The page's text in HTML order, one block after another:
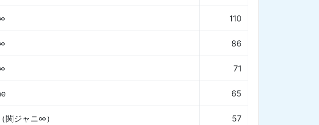
110
86
71
65
関ジャニ∞） 57